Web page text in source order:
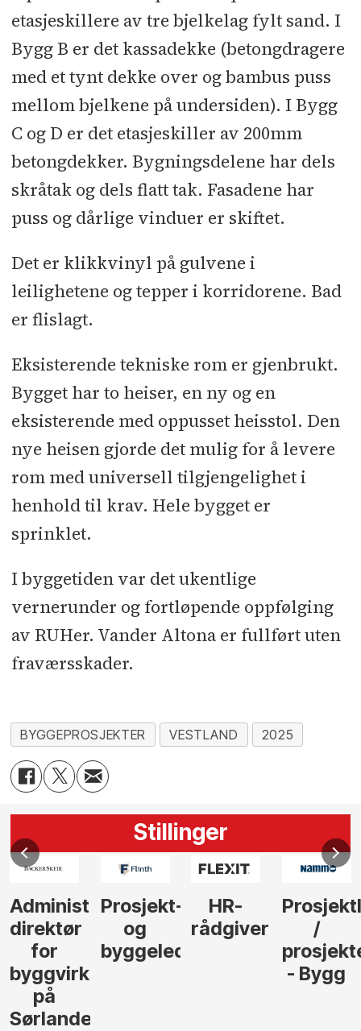
etasjeskillere av tre bjelkelag fylt sand. I
Bygg B er det kassadekke (betongdragere
med et tynt dekke over og bambus puss
mellom bjelkene på undersiden). I Bygg
C og D er det etasjeskiller av 200mm
betongdekker. Bygningsdelene har dels
skråtak og dels flatt tak. Fasadene har
puss og dårlige vinduer er skiftet.
Det er klikkvinyl på gulvene i
leilighetene og tepper i korridorene. Bad
er flislagt.
Eksisterende tekniske rom er gjenbrukt.
Bygget har to heiser, en ny og en
eksisterende med oppusset heisstol. Den
nye heisen gjorde det mulig for å levere
rom med universell tilgjengelighet i
henhold til krav. Hele bygget er
sprinklet.
I byggetiden var det ukentlige
vernerunder og fortløpende oppfølging
av RUHer. Vander Altona er fullført uten
fraværsskader.
BYGGEPROSJEKTER VESTLAND 2025
Stillinger
Administrerende
direktør
for
byggvirksomhet
på
Sørlandet
Prosjekt-
og
byggeleder
HR-
rådgiver
/
- Bygg